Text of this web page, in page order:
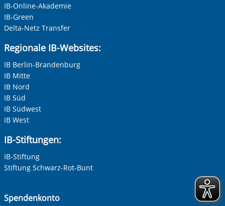
IB-Online-Akademie
IB-Green
Delta-Netz Transfer
Regionale IB-Websites:
IB Berlin-Brandenburg
IB Mitte
IB Nord
IB Süd
IB Südwest
IB West
IB-Stiftungen:
IB-Stiftung
Stiftung Schwarz-Rot-Bunt
Spendenkonto